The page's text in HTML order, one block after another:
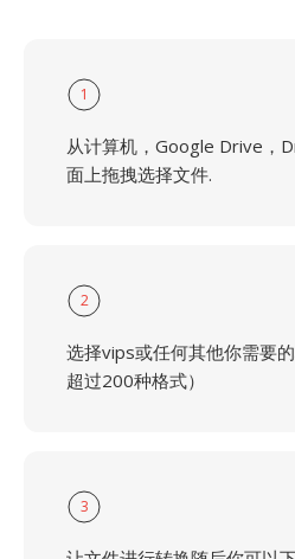
1
从计算机，Google Drive，
面上拖拽选择文件.
2
选择vips或任何其他你需要
超过200种格式）
3